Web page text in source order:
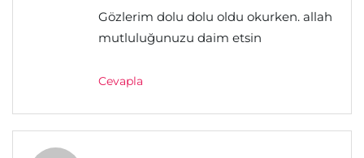
Gözlerim dolu dolu oldu okurken. allah
mutluluğunuzu daim etsin
Cevapla